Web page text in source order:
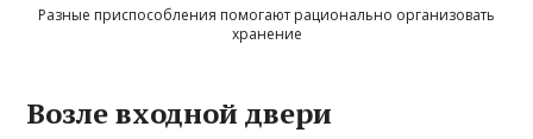
Разные приспособления помогают рационально организовать
хранение
Возле входной двери